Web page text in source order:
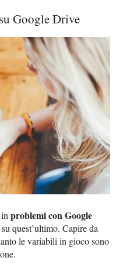
Google Drive
inproblemi con Google
quest’ultimo. Capire da
le variabili in gioco sono